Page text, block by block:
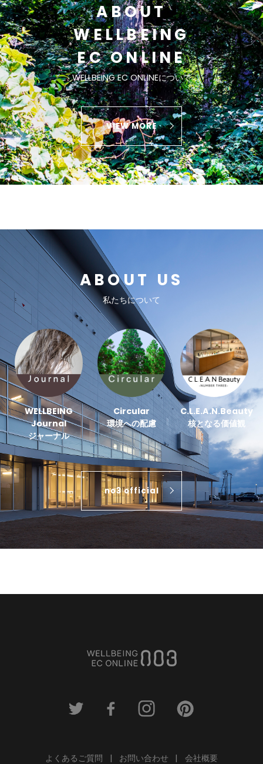
ABOUT
WELLBEING
EC ONLINE
WELLBEING EC ONLINEについて
VIEW MORE
ABOUT US
私たちについて
WELLBEING
Journal
ジャーナル
Circular
環境への配慮
C.L.E.A.N.Beauty
核となる価値観
no3 official
よくあるご質問 お問い合わせ 会社概要